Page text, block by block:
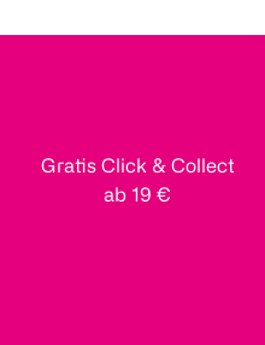
Gratis Click & Collect
ab 19 €